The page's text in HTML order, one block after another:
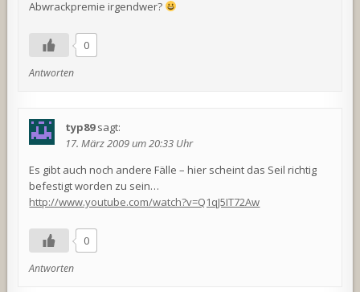
Abwrackpremie irgendwer?
0
Antworten
typ89sagt:
17. März 2009 um 20:33 Uhr
Es gibt auch noch andere Fälle – hier scheint das Seil richtig
befestigt worden zu sein…
http://www.youtube.com/watch?v=Q1qJ5IT72Aw
0
Antworten